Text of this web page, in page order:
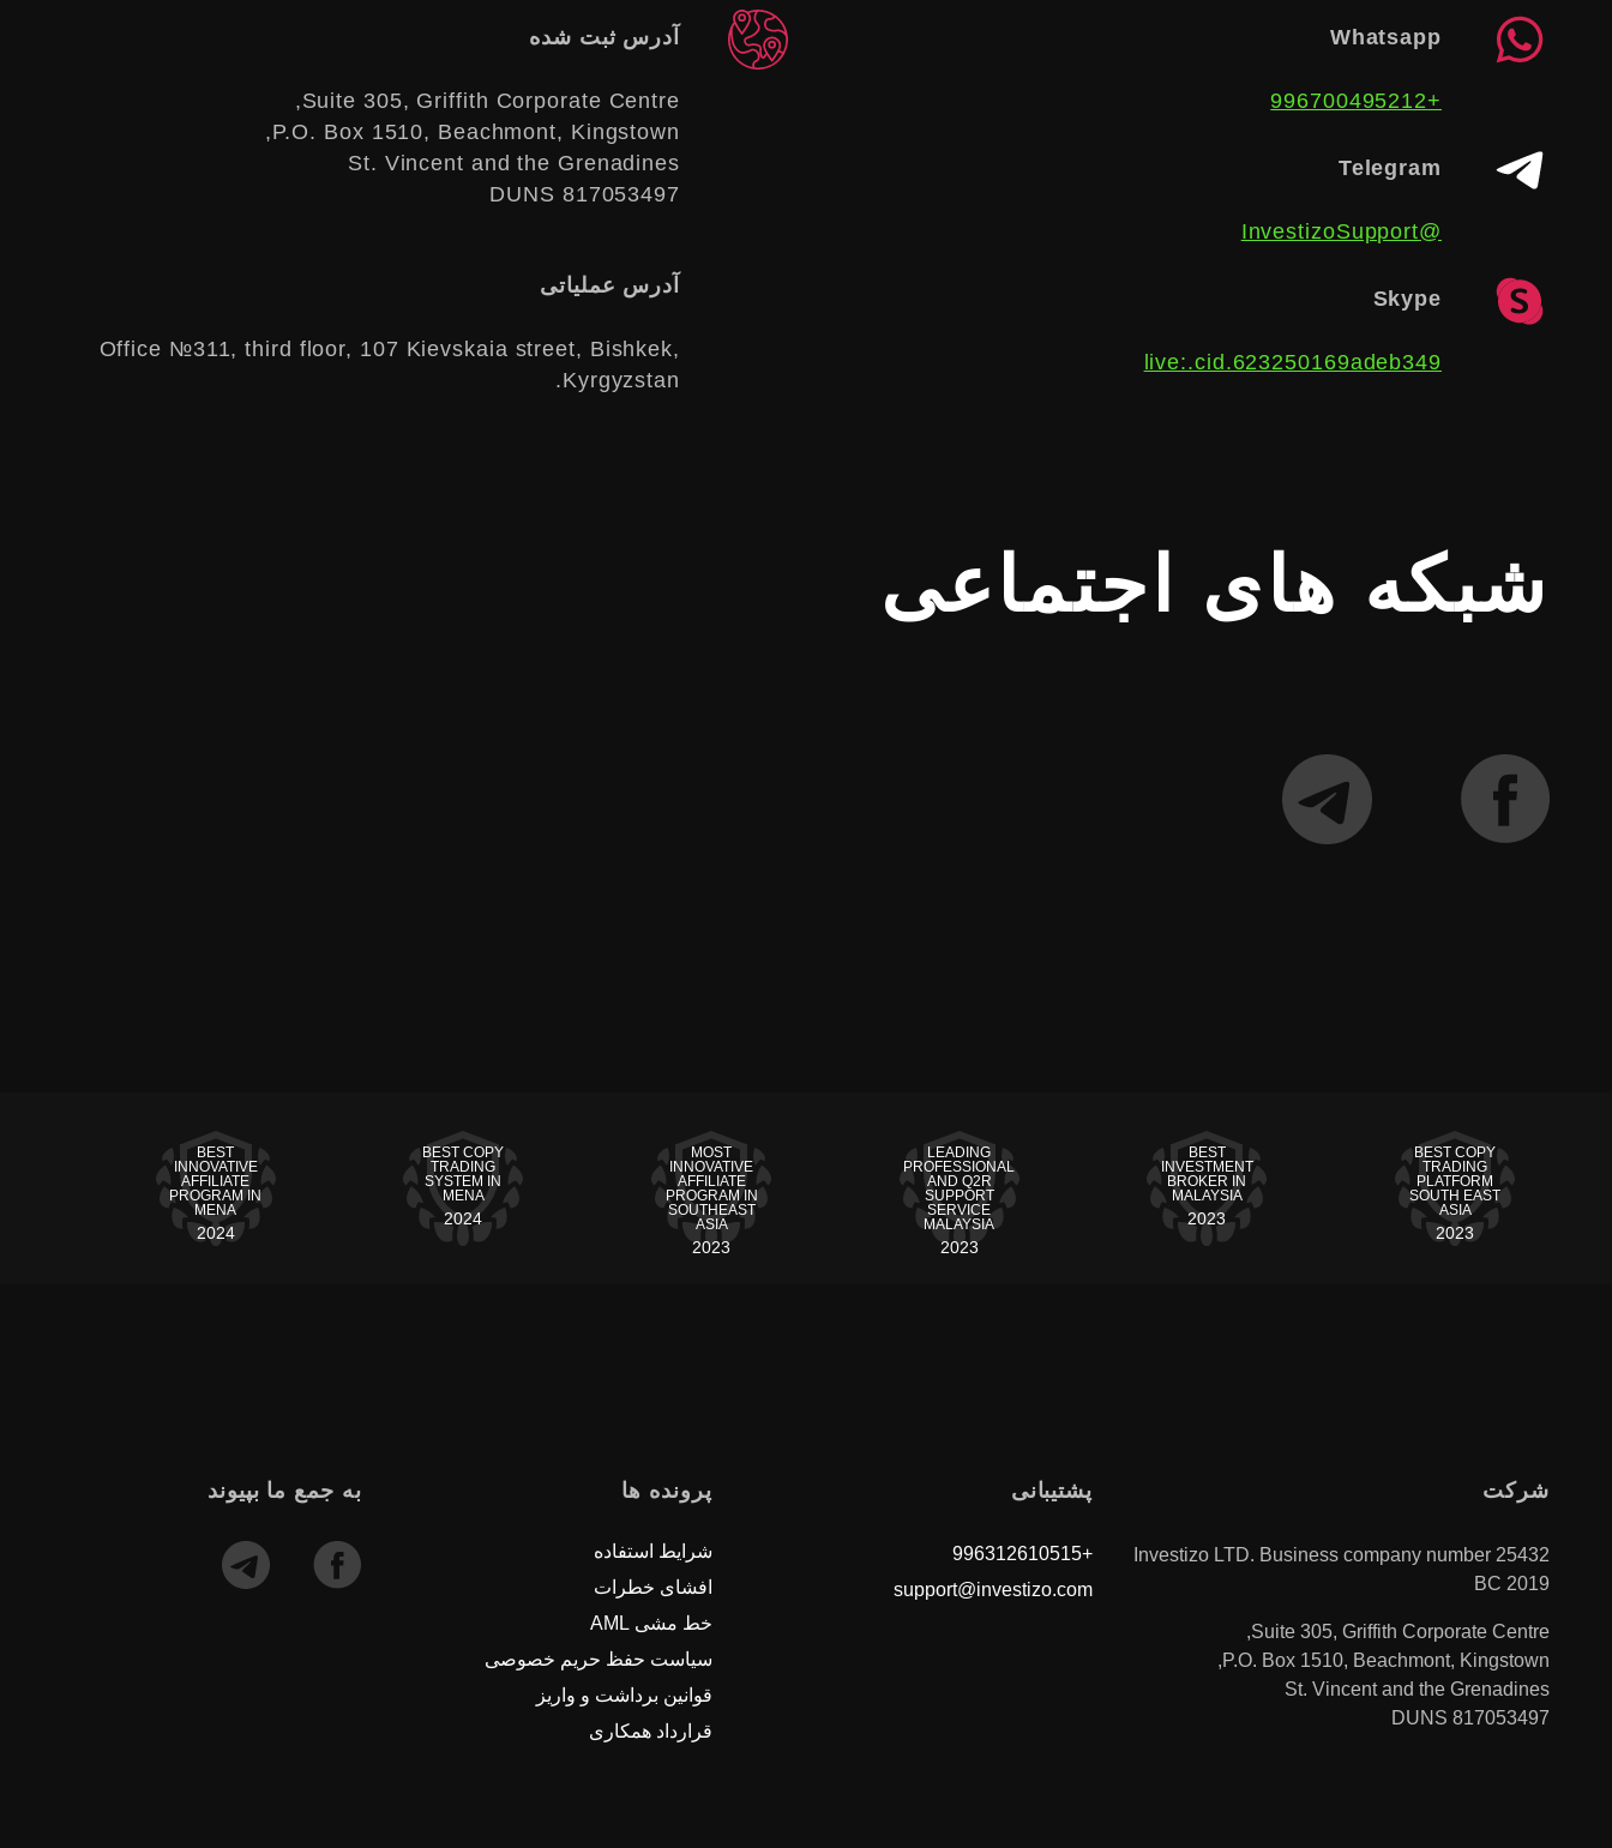
Whatsapp
+996700495212
Telegram
@InvestizoSupport
Skype
live:.cid.623250169adeb349
آدرس ثبت شده
Suite 305, Griffith Corporate Centre,
P.O. Box 1510, Beachmont, Kingstown,
St. Vincent and the Grenadines
DUNS 817053497
آدرس عملیاتی
Office №311, third floor, 107 Kievskaia street, Bishkek,
Kyrgyzstan.
شبکه های اجتماعی
BEST COPY
TRADING
PLATFORM
SOUTH EAST
ASIA
2023
BEST
INVESTMENT
BROKER IN
MALAYSIA
2023
LEADING
PROFESSIONAL
AND Q2R
SUPPORT
SERVICE
MALAYSIA
2023
MOST
INNOVATIVE
AFFILIATE
PROGRAM IN
SOUTHEAST
ASIA
2023
BEST COPY
TRADING
SYSTEM IN
MENA
2024
BEST
INNOVATIVE
AFFILIATE
PROGRAM IN
MENA
2024
شرکت
Investizo LTD. Business company number 25432
BC 2019
Suite 305, Griffith Corporate Centre,
P.O. Box 1510, Beachmont, Kingstown,
St. Vincent and the Grenadines
DUNS 817053497
پشتیبانی
+996312610515
support@investizo.com
پرونده ها
شرایط استفاده
افشای خطرات
خط مشی AML
سیاست حفظ حریم خصوصی
قوانین برداشت و واریز
قرارداد همکاری
به جمع ما بپیوند